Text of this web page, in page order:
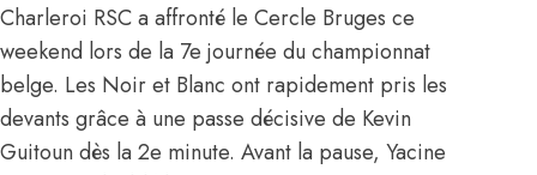
Charleroi RSC a affronté le Cercle Bruges ce
weekend lors de la 7e journée du championnat
belge. Les Noir et Blanc ont rapidement pris les
devants grâce à une passe décisive de Kevin
Guitoun dès la 2e minute. Avant la pause, Yacine